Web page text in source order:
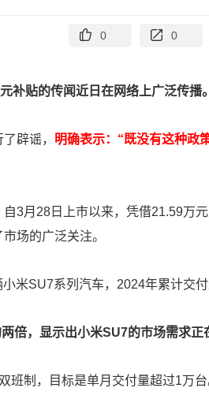
0 0
补贴的传闻近日在网络上广泛传播。
辟谣， 明确表示：“既没有这种政
3月28日上市以来，凭借21.59万
场的广泛关注。
米SU7系列汽车，2024年累计交付
倍，显示出小米SU7的市场需求正
班制，目标是单月交付量超过1万台